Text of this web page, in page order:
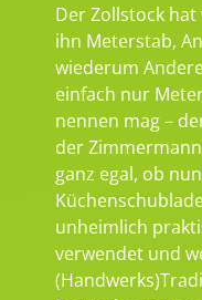
Der Zollstock
ihn Meterstab,
wiederum
einfach nur
nennen mag –
der
ganz egal, ob
unheimlich
verwendet und